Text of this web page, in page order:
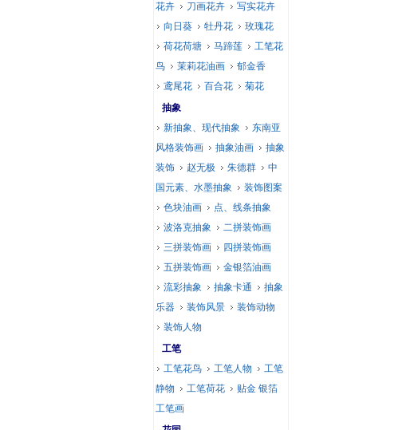
花卉
刀画花卉
写实花卉
向日葵
牡丹花
玫瑰花
荷花荷塘
马蹄莲
工笔花
鸟
茉莉花油画
郁金香
鸢尾花
百合花
菊花
抽象
新抽象、现代抽象
东南亚
风格装饰画
抽象油画
抽象
装饰
赵无极 朱德群
中
国元素、水墨抽象
装饰图案
色块油画
点、线条抽象
波洛克抽象
二拼装饰画
三拼装饰画
四拼装饰画
五拼装饰画
金银箔油画
流彩抽象
抽象卡通
抽象
乐器
装饰风景
装饰动物
装饰人物
工笔
工笔花鸟
工笔人物
工笔
静物
工笔荷花
贴金 银箔
工笔画